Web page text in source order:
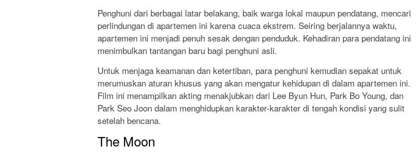
Penghuni dari berbagai latar belakang, baik warga lokal maupun pendatang, mencari
perlindungan di apartemen ini karena cuaca ekstrem. Seiring berjalannya waktu,
apartemen ini menjadi penuh sesak dengan penduduk. Kehadiran para pendatang ini
menimbulkan tantangan baru bagi penghuni asli.
Untuk menjaga keamanan dan ketertiban, para penghuni kemudian sepakat untuk
merumuskan aturan khusus yang akan mengatur kehidupan di dalam apartemen ini.
Film ini menampilkan akting menakjubkan dari Lee Byun Hun, Park Bo Young, dan
Park Seo Joon dalam menghidupkan karakter-karakter di tengah kondisi yang sulit
setelah bencana.
The Moon